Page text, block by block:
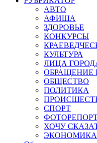
АВТО
АФИША
ЗДОРОВЬЕ
КОНКУРСЫ
КУЛЬТУРА
ЛИЦА
ОБРАЩЕНИЕ
ОБЩЕСТВО
ПОЛИТИКА
СПОРТ
ХОЧУ
ЭКОНОМИКА